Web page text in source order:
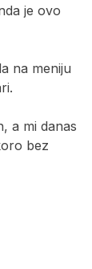
je ovo
na meniju
a mi danas
bez